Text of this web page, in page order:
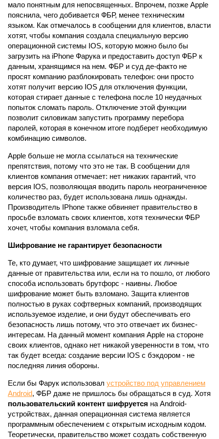
мало понятным для непосвященных. Впрочем, позже Apple
пояснила, чего добивается ФБР, менее техническим
языком. Как отмечалось в сообщении для клиентов, власти
хотят, чтобы компания создала специальную версию
операционной системы IOS, которую можно было бы
загрузить на iPhone Фарука и предоставить доступ ФБР к
данным, хранящимся на нем. ФБР и суд де-факто не
просят компанию разблокировать телефон: они просто
хотят получит версию IOS для отключения функции,
которая стирает данные с телефона после 10 неудачных
попыток сломать пароль. Отключение этой функции
позволит силовикам запустить программу перебора
паролей, которая в конечном итоге подберет необходимую
комбинацию символов.
Apple больше не могла ссылаться на технические
препятствия, потому что это не так. В сообщении для
клиентов компания отмечает: нет никаких гарантий, что
версия IOS, позволяющая вводить пароль неограниченное
количество раз, будет использована лишь однажды.
Производитель IPhone также обвиняет правительство в
просьбе взломать своих клиентов, хотя технически ФБР
хочет, чтобы компания взломала себя.
Шифрование не гарантирует безопасности
Те, кто думает, что шифрование защищает их личные
данные от правительства или, если на то пошло, от любого
способа использовать брутфорс - наивны. Любое
шифрование может быть взломано. Защита клиентов
полностью в руках софтверных компаний, производящих
используемое изделие, и они будут обеспечивать его
безопасность лишь потому, что это отвечает их бизнес-
интересам. На данный момент компания Apple на стороне
своих клиентов, однако нет никакой уверенности в том, что
так будет всегда: создание версии IOS с бэкдором - не
последняя линия обороны.
Если бы Фарук использовал устройство под управлением
Android, ФБР даже не пришлось бы обращаться в суд. Хотя
пользовательский контент шифруется на Android-
устройствах, данная операционная система является
программным обеспечением с открытым исходным кодом.
Теоретически, правительство может создать собственную